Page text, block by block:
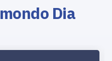
Dia